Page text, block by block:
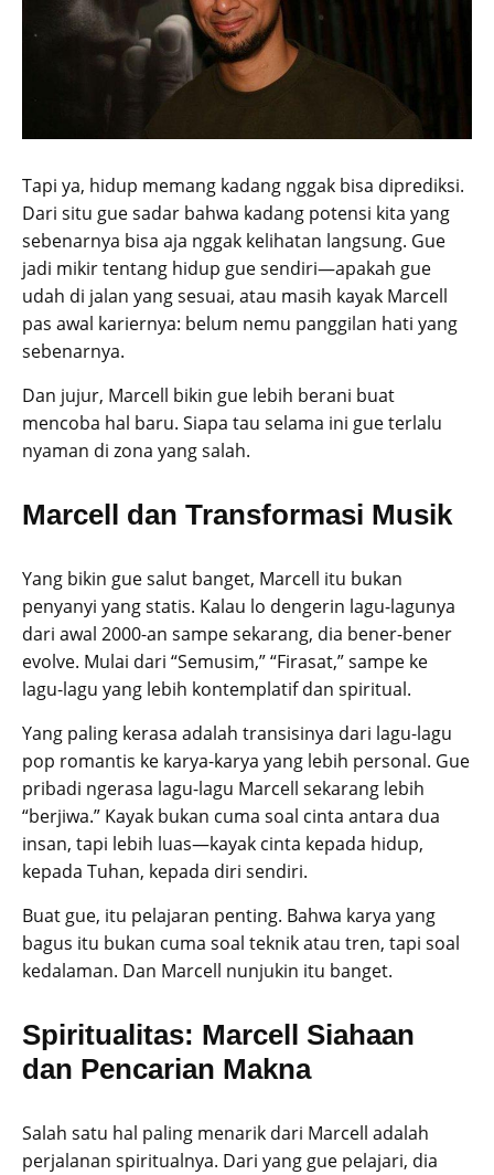
Tapi ya, hidup memang kadang nggak bisa diprediksi.
Dari situ gue sadar bahwa kadang potensi kita yang
sebenarnya bisa aja nggak kelihatan langsung. Gue
jadi mikir tentang hidup gue sendiri—apakah gue
udah di jalan yang sesuai, atau masih kayak Marcell
pas awal kariernya: belum nemu panggilan hati yang
sebenarnya.
Dan jujur, Marcell bikin gue lebih berani buat
mencoba hal baru. Siapa tau selama ini gue terlalu
nyaman di zona yang salah.
Marcell dan Transformasi Musik
Yang bikin gue salut banget, Marcell itu bukan
penyanyi yang statis. Kalau lo dengerin lagu-lagunya
dari awal 2000-an sampe sekarang, dia bener-bener
evolve. Mulai dari “Semusim,” “Firasat,” sampe ke
lagu-lagu yang lebih kontemplatif dan spiritual.
Yang paling kerasa adalah transisinya dari lagu-lagu
pop romantis ke karya-karya yang lebih personal. Gue
pribadi ngerasa lagu-lagu Marcell sekarang lebih
“berjiwa.” Kayak bukan cuma soal cinta antara dua
insan, tapi lebih luas—kayak cinta kepada hidup,
kepada Tuhan, kepada diri sendiri.
Buat gue, itu pelajaran penting. Bahwa karya yang
bagus itu bukan cuma soal teknik atau tren, tapi soal
kedalaman. Dan Marcell nunjukin itu banget.
Spiritualitas: Marcell Siahaan
dan Pencarian Makna
Salah satu hal paling menarik dari Marcell adalah
perjalanan spiritualnya. Dari yang gue pelajari, dia